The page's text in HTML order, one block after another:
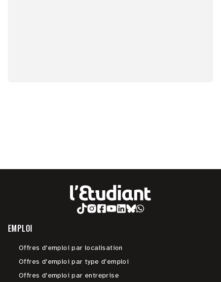
EMPLOI
Offres d'emploi par localisation
Offres d'emploi par type d'emploi
Offres d'emploi par entreprise